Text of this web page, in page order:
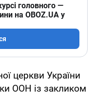
головного —
на OBOZ.UA у
церкви України
ООН із закликом